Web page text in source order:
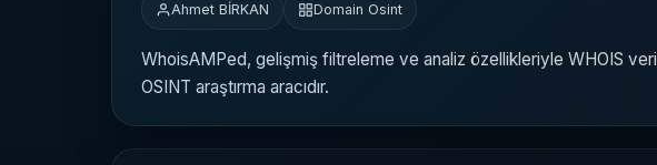
Ahmet BİRKAN Domain Osint
WhoisAMPed, gelişmiş filtreleme ve analiz özellikleriyle WHOIS
OSINT araştırma aracıdır.